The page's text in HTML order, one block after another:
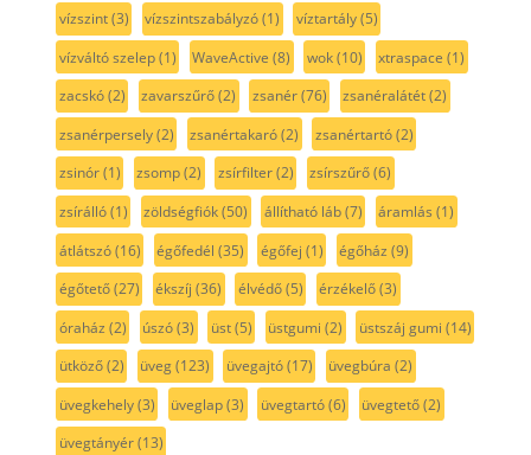
vízszint(3) vízszintszabályzó(1) víztartály(5)
vízváltó szelep(1) WaveActive (8) wok(10) xtraspace (1)
zacskó(2) zavarszűrő(2) zsanér(76) zsanéralátét(2)
zsanérpersely(2) zsanértakaró(2) zsanértartó(2)
zsinór(1) zsomp(2) zsírfilter(2) zsírszűrő(6)
zsírálló(1) zöldségfiók(50) állítható láb(7) áramlás (1)
átlátszó(16) égőfedél (35) égőfej (1) égőház (9)
égőtető(27) ékszíj (36) élvédő(5) érzékelő(3)
óraház (2) úszó(3) üst(5) üstgumi (2) üstszáj gumi (14)
ütköző(2) üveg(123) üvegajtó(17) üvegbúra (2)
üvegkehely(3) üveglap(3) üvegtartó(6) üvegtető(2)
üvegtányér(13)